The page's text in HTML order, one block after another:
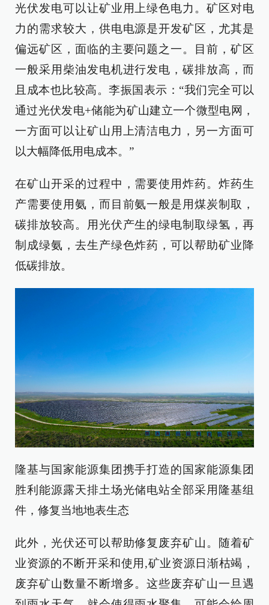
光伏发电可以让矿业用上绿色电力。矿区对电
力的需求较大，供电电源是开发矿区，尤其是
偏远矿区，面临的主要问题之一。目前，矿区
一般采用柴油发电机进行发电，碳排放高，而
且成本也比较高。李振国表示：“我们完全可以
通过光伏发电+储能为矿山建立一个微型电网，
一方面可以让矿山用上清洁电力，另一方面可
以大幅降低用电成本。”
在矿山开采的过程中，需要使用炸药。炸药生
产需要使用氨，而目前氨一般是用煤炭制取，
碳排放较高。用光伏产生的绿电制取绿氢，再
制成绿氨，去生产绿色炸药，可以帮助矿业降
低碳排放。
隆基与国家能源集团携手打造的国家能源集团
胜利能源露天排土场光储电站全部采用隆基组
件，修复当地地表生态
此外，光伏还可以帮助修复废弃矿山。随着矿
业资源的不断开采和使用,矿业资源日渐枯竭，
废弃矿山数量不断增多。这些废弃矿山一旦遇